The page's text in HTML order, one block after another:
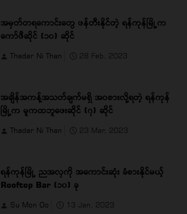
အမှတ်တရကောင်းတွေ ဖန်တီးနိုင်တဲ့ ရန်ကုန်မြို့က
ကော်ဖီဆိုင် (၁၀) ဆိုင်
Thadar Ni Than 28 Feb, 2023
အချိန်အကန့်အသတ်ချက်မရှိ အ၀စားလို့ရတဲ့ ရန်ကုန်
မြို့က မူကထဘူဖေးဆိုင် (၇) ဆိုင်
Thadar Ni Than 23 Mar, 2023
ရန်ကုန်မြို့ ညအလှကို အကောင်းဆုံး ခံစားနိုင်မယ့်
Rooftop Bar (၁၀) ခု
Su Mon Oo 13 Jan, 2023